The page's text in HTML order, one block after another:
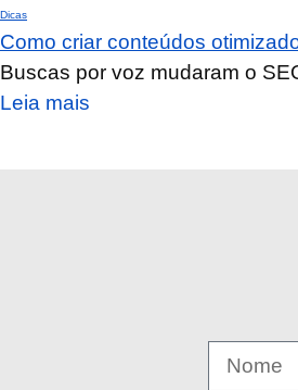
Dicas
Como criar conteúdos
Buscas por voz mudaram o
Leia mais